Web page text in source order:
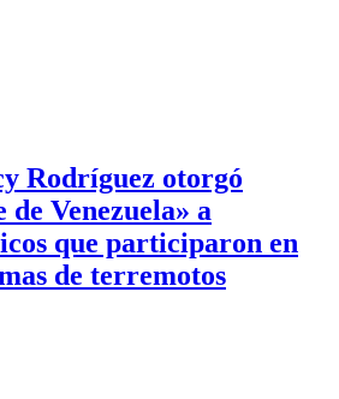
Rodríguez otorgó
Venezuela» a
que participaron en
de terremotos